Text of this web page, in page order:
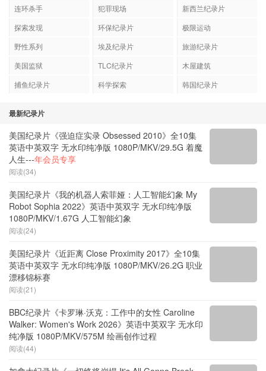
动物星球
科学纪录片
ZDF纪录片
连环杀手
犯罪现场
新西兰纪录片
探索发现
环保纪录片
极限运动
野性系列
埃及纪录片
旅游纪录片
美国监狱
TLC纪录片
木屋建筑
最新纪录片
美国纪录片《强迫症实录 Obsessed 2010》全10集
英语中英双字 无水印纯净版 1080P/MKV/29.5G 着魔
人生---年会员专享
阅读(34)
美国纪录片《我的机器人索菲娅：人工智能幻象 My
Robot Sophia 2022》英语中英双字 无水印纯净版
1080P/MKV/1.67G 人工智能幻象
阅读(24)
美国纪录片《近距离 Close Proximity 2017》全10集
英语中英双字 无水印纯净版 1080P/MKV/26.2G 职业
漂移锦标赛
BBC纪录片《卡罗琳·沃克：工作中的女性 Caroline
Walker: Women's Work 2026》英语中英双字 无水印
纯净版 1080P/MKV/575M 绘画创作过程
阅读(44)